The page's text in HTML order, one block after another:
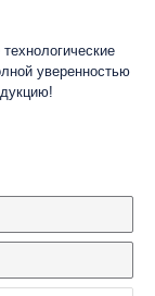
уверенностью